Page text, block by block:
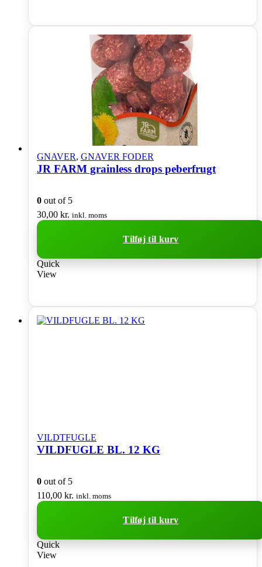
GNAVER, GNAVER FODER
JR FARM grainless drops peberfrugt
0 out of 5
30,00 kr. inkl. moms
Tilføj til kurv
Quick
View
VILDTFUGLE
VILDFUGLE BL. 12 KG
0 out of 5
110,00 kr. inkl. moms
Tilføj til kurv
Quick
View